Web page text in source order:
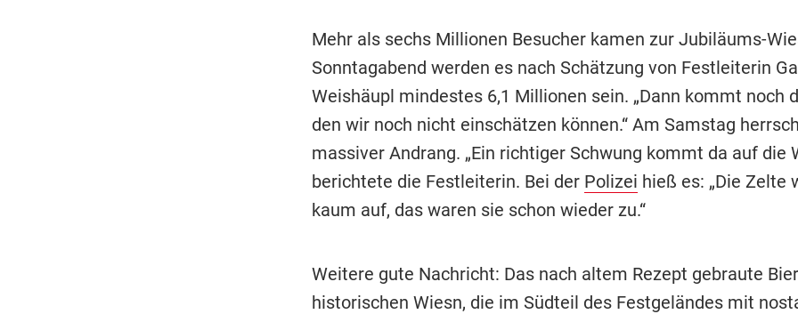
Mehr als sechs Millionen Besucher kamen zur Jubiläums-
Sonntagabend werden es nach Schätzung von Festleiterin
Weishäupl mindestes 6,1 Millionen sein. „Dann kommt noch
den wir noch nicht einschätzen können.“ Am Samstag
massiver Andrang. „Ein richtiger Schwung kommt da auf die
berichtete die Festleiterin. Bei der Polizei hieß es: „Die Zelte
kaum auf, das waren sie schon wieder zu.“
Weitere gute Nachricht: Das nach altem Rezept gebraute
historischen Wiesn, die im Südteil des Festgeländes mit